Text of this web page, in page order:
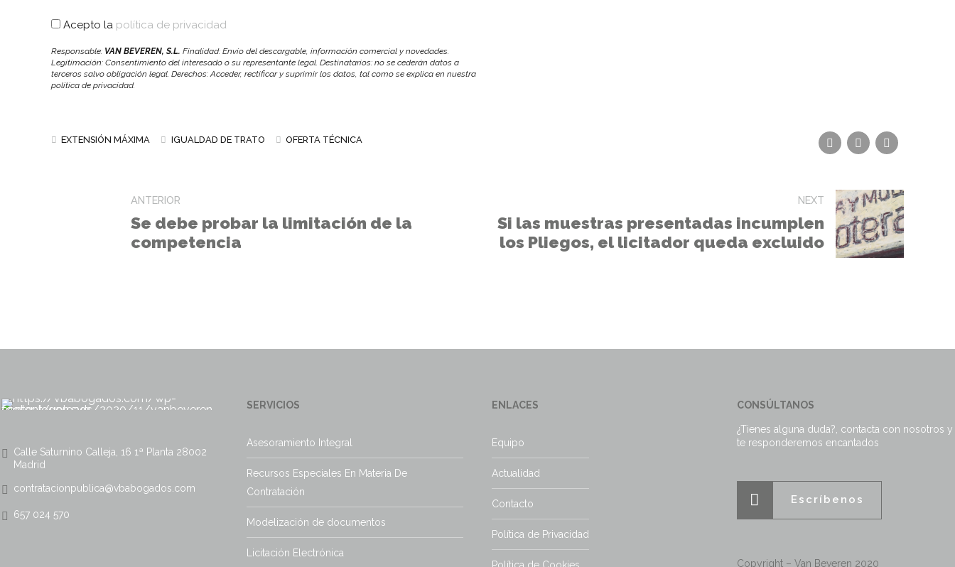
Acepto la política de privacidad
Responsable: VAN BEVEREN, S.L. Finalidad: Envío del descargable, información comercial y novedades.
Legitimación: Consentimiento del interesado o su representante legal. Destinatarios: no se cederán datos a
terceros salvo obligación legal. Derechos: Acceder, rectificar y suprimir los datos, tal como se explica en nuestra
política de privacidad.
EXTENSIÓN MÁXIMA IGUALDAD DE TRATO OFERTA TÉCNICA
ANTERIOR
Se debe probar la limitación de la
competencia
NEXT
Si las muestras presentadas incumplen
los Pliegos, el licitador queda excluido
Calle Saturnino Calleja, 16 1ª Planta 28002
Madrid
contratacionpublica@vbabogados.com
657 024 570
SERVICIOS
Asesoramiento Integral
Recursos Especiales En Materia De
Contratación
Modelización de documentos
Licitación Electrónica
ENLACES
Equipo
Actualidad
Contacto
Política de Privacidad
Política de Cookies
CONSÚLTANOS
¿Tienes alguna duda?, contacta con nosotros y
te responderemos encantados
Escríbenos
Copyright – Van Beveren 2020